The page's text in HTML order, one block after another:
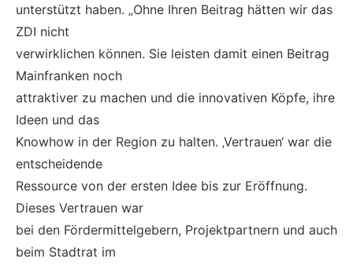
unterstützt haben. „Ohne Ihren Beitrag hätten wir das
ZDI nicht
verwirklichen können. Sie leisten damit einen Beitrag
Mainfranken noch
attraktiver zu machen und die innovativen Köpfe, ihre
Ideen und das
Knowhow in der Region zu halten. ‚Vertrauen‘ war die
entscheidende
Ressource von der ersten Idee bis zur Eröffnung.
Dieses Vertrauen war
bei den Fördermittelgebern, Projektpartnern und auch
beim Stadtrat im